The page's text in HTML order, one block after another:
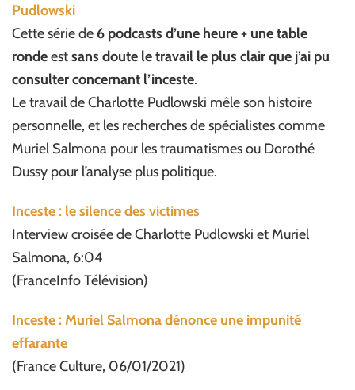
Pudlowski
Cette série de6 podcasts d’une heure + une table
rondeestsans doute le travail le plus clair que j’ai pu
consulter concernant l’inceste.
Le travail de Charlotte Pudlowski mêle son histoire
personnelle, et les recherches de spécialistes comme
Muriel Salmona pour les traumatismes ou Dorothé
Dussy pour l’analyse plus politique.
Inceste : le silence des victimes
Interview croisée de Charlotte Pudlowski et Muriel
Salmona, 6:04
(FranceInfo Télévision)
Inceste : Muriel Salmona dénonce une impunité
effarante
(France Culture, 06/01/2021)